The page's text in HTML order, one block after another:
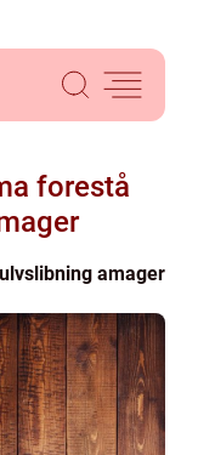
forestå
amager